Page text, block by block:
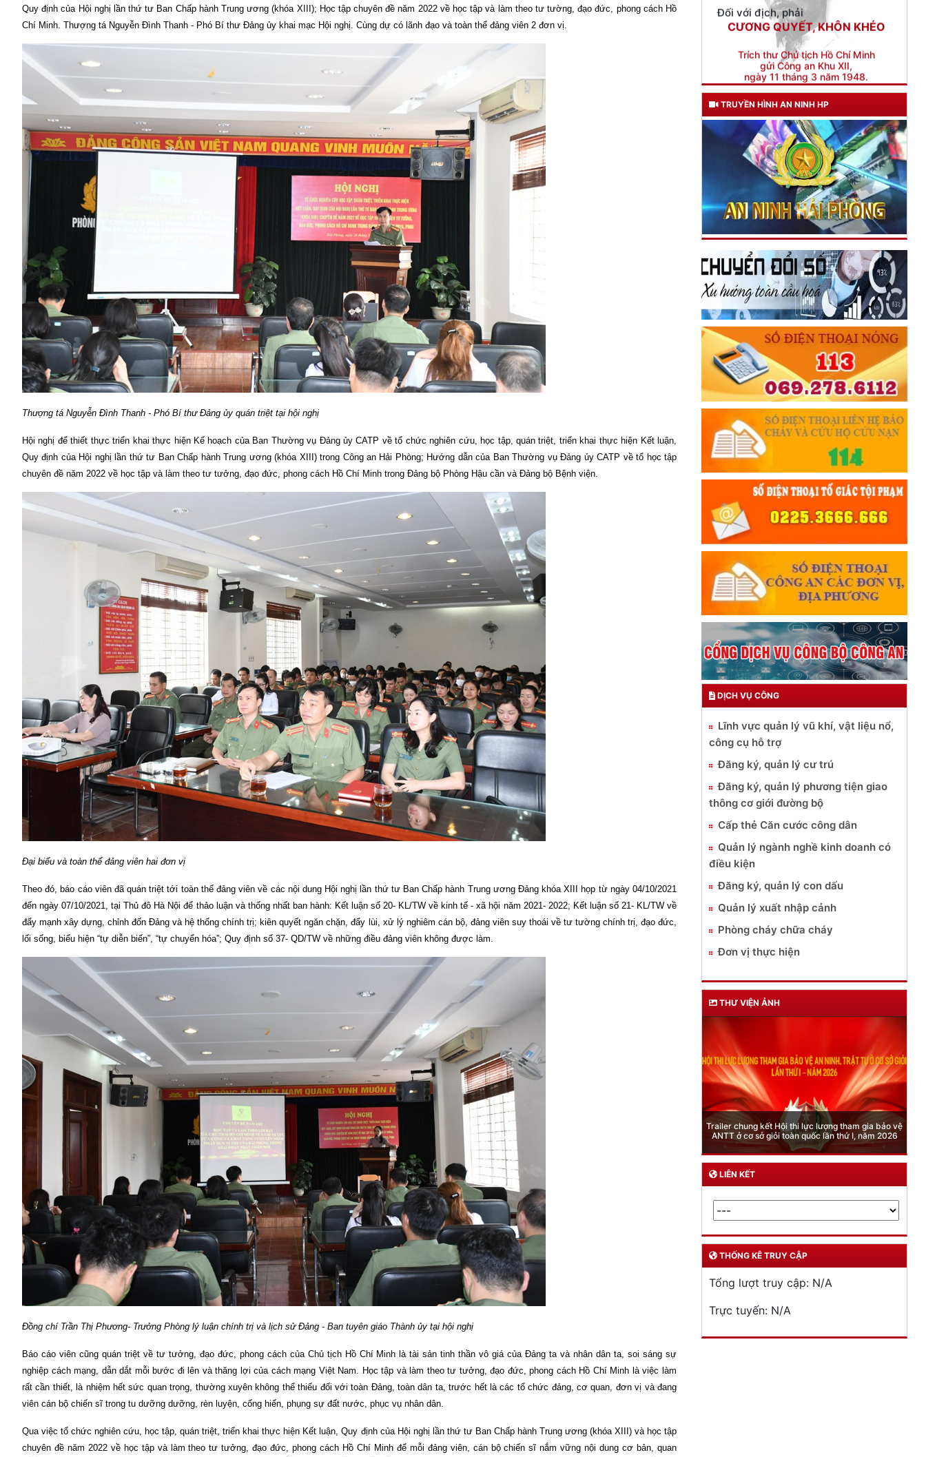
Quy định của Hội nghị lần thứ tư Ban Chấp hành Trung ương (khóa XIII); Học tập chuyên đề năm 2022 về học tập và làm theo tư tường, đạo đức, phong cách Hồ
Chí Minh. Thượng tá Nguyễn Đình Thanh - Phó Bí thư Đảng ủy khai mạc Hội nghị. Cùng dự có lãnh đạo và toàn thể đảng viên 2 đơn vị.
Thượng tá Nguyễn Đình Thanh - Phó Bí thư Đảng ủy quán triệt tại hội nghị
Hội nghị để thiết thực triển khai thực hiện Kế hoạch của Ban Thường vụ Đảng ủy CATP về tổ chức nghiên cứu, học tập, quán triệt, triển khai thực hiện Kết luận,
Quy định của Hội nghị lần thứ tư Ban Chấp hành Trung ương (khóa XIII) trong Công an Hải Phòng; Hướng dẫn của Ban Thường vụ Đảng ủy CATP về tổ học tập
chuyên đề năm 2022 về học tập và làm theo tư tưởng, đạo đức, phong cách Hồ Chí Minh trong Đảng bộ Phòng Hậu cần và Đảng bộ Bệnh viện.
Đại biểu và toàn thể đảng viên hai đơn vị
Theo đó, báo cáo viên đã quán triệt tới toàn thể đảng viên về các nội dung Hội nghị lần thứ tư Ban Chấp hành Trung ương Đảng khóa XIII họp từ ngày 04/10/2021
đến ngày 07/10/2021, tại Thủ đô Hà Nội để thảo luận và thống nhất ban hành: Kết luận số 20- KL/TW về kinh tế - xã hội năm 2021- 2022; Kết luận số 21- KL/TW về
đẩy mạnh xây dựng, chỉnh đốn Đảng và hệ thống chính trị; kiên quyết ngăn chặn, đẩy lùi, xử lý nghiêm cán bộ, đảng viên suy thoái về tư tường chính trị, đạo đức,
lối sống, biểu hiện “tự diễn biến”, “tự chuyển hóa”; Quy định số 37- QD/TW về những điều đảng viên không được làm.
Đồng chí Trần Thị Phương- Trưởng Phòng lý luận chính trị và lịch sử Đảng - Ban tuyên giáo Thành ủy tại hội nghị
Báo cáo viên cũng quán triệt về tư tưởng, đạo đức, phong cách của Chủ tịch Hồ Chí Minh là tài sản tinh thần vô giá của Đảng ta và nhân dân ta, soi sáng sự
nghiệp cách mạng, dẫn dắt mỗi bước đi lên và thăng lợi của cách mạng Việt Nam. Học tập và làm theo tư tưởng, đạo đức, phong cách Hồ Chí Minh là việc làm
rất cần thiết, là nhiệm hết sức quan trọng, thường xuyên không thể thiếu đối với toàn Đảng, toàn dân ta, trước hết là các tổ chức đảng, cơ quan, đơn vị và đang
viên cán bộ chiến sĩ trong tu dưỡng dưỡng, rèn luyện, cống hiến, phụng sự đất nước, phục vụ nhân dân.
Qua việc tổ chức nghiên cứu, học tập, quán triệt, triển khai thực hiện Kết luận, Quy định của Hội nghị lần thứ tư Ban Chấp hành Trung ương (khóa XIII) và học tập
chuyên đề năm 2022 về học tập và làm theo tư tưởng, đạo đức, phong cách Hồ Chí Minh để mỗi đảng viên, cán bộ chiến sĩ nắm vững nội dung cơ bản, quan
gửi Công an Khu XII,
ngày 11 tháng 3 năm 1948.
TRUYỀN HÌNH AN NINH HP
DỊCH VỤ CÔNG
Lĩnh vực quản lý vũ khí, vật liệu nổ,
công cụ hỗ trợ
Đăng ký, quản lý cư trú
Đăng ký, quản lý phương tiện giao
thông cơ giới đường bộ
Cấp thẻ Căn cước công dân
Quản lý ngành nghề kinh doanh có
điều kiện
Đăng ký, quản lý con dấu
Quản lý xuất nhập cảnh
Phòng cháy chữa cháy
Đơn vị thực hiện
THƯ VIỆN ẢNH
Phòng Quản lý xuất nhập cảnh: Hướng dẫn những
quy định mới trong lĩnh vực xuất cảnh, nhập cảnh
của công dân việt nam từ ngày 01/7/2026
LIÊN KẾT
THỐNG KÊ TRUY CẬP
Tổng lượt truy cập: N/A
Trực tuyến: N/A